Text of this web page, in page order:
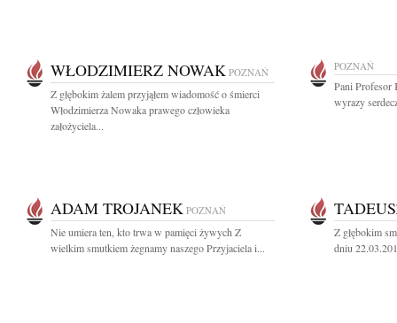
WŁODZIMIERZ NOWAK POZNAŃ
Z głębokim żalem przyjąłem wiadomość o śmierci
Włodzimierza Nowaka prawego człowieka
założyciela...
POZNAŃ
Pani Profesor
wyrazy
ADAM TROJANEK POZNAŃ
Nie umiera ten, kto trwa w pamięci żywych Z
wielkim smutkiem żegnamy naszego Przyjaciela i...
Z głębokim
dniu